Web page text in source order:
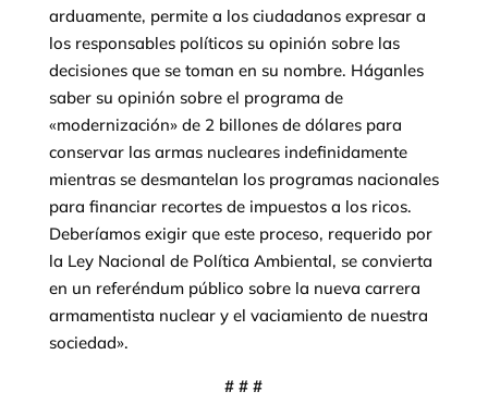
arduamente, permite a los ciudadanos expresar a
los responsables políticos su opinión sobre las
decisiones que se toman en su nombre. Háganles
saber su opinión sobre el programa de
«modernización» de 2 billones de dólares para
conservar las armas nucleares indefinidamente
mientras se desmantelan los programas nacionales
para financiar recortes de impuestos a los ricos.
Deberíamos exigir que este proceso, requerido por
la Ley Nacional de Política Ambiental, se convierta
en un referéndum público sobre la nueva carrera
armamentista nuclear y el vaciamiento de nuestra
sociedad».
# # #